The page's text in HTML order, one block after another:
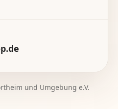
und Umgebung e.V.